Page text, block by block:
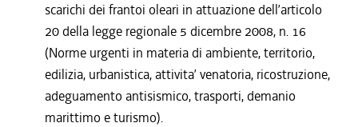
scarichi dei frantoi oleari in attuazione dell’articolo
20 della legge regionale 5 dicembre 2008, n. 16
(Norme urgenti in materia di ambiente, territorio,
edilizia, urbanistica, attivita’ venatoria, ricostruzione,
adeguamento antisismico, trasporti, demanio
marittimo e turismo).